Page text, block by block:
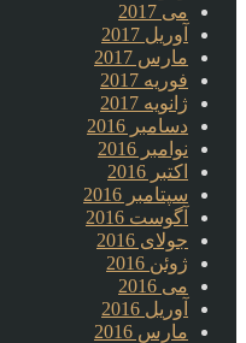
می 2017
آوریل 2017
مارس 2017
فوریه 2017
ژانویه 2017
دسامبر 2016
نوامبر 2016
اکتبر 2016
سپتامبر 2016
آگوست 2016
جولای 2016
ژوئن 2016
می 2016
آوریل 2016
مارس 2016